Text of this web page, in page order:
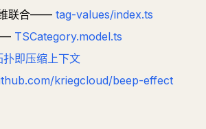
维联合—— tag-values/index.ts
TSCategory.model.ts
扑即压缩上下文
kriegcloud/beep-effect